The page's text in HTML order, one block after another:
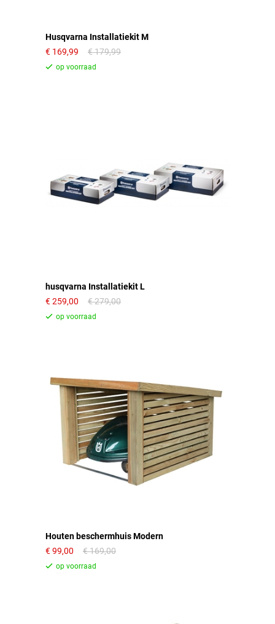
Husqvarna Installatiekit M
169,99
179,99
husqvarna Installatiekit L
259,00
279,00
Houten beschermhuis Modern
99,00
169,00